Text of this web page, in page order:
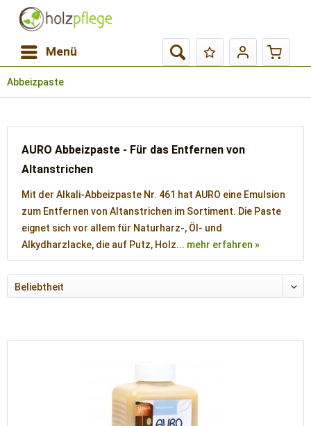
Menü
Abbeizpaste
AURO Abbeizpaste - Für das Entfernen von
Altanstrichen
Mit der Alkali-Abbeizpaste Nr. 461 hat AURO eine Emulsion
zum Entfernen von Altanstrichen im Sortiment. Die Paste
eignet sich vor allem für Naturharz-, Öl- und
Alkydharzlacke, die auf Putz, Holz... mehr erfahren »